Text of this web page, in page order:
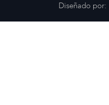
Diseñado por: